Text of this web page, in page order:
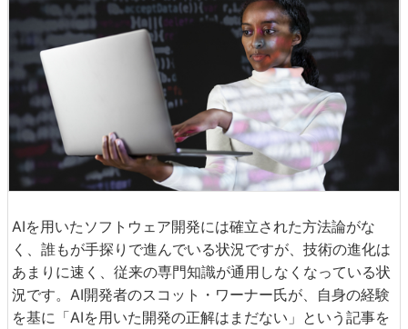
AIを用いたソフトウェア開発には確立された方法論がな
く、誰もが手探りで進んでいる状況ですが、技術の進化は
あまりに速く、従来の専門知識が通用しなくなっている状
況です。AI開発者のスコット・ワーナー氏が、自身の経験
を基に「AIを用いた開発の正解はまだない」という記事を